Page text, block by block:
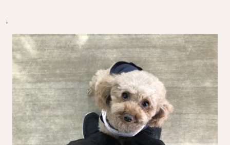
↓